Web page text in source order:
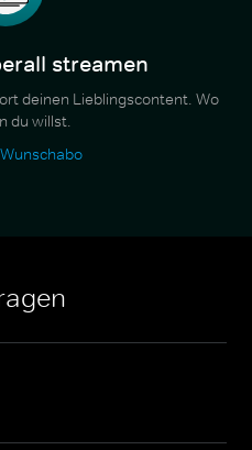
streamen
deinen Lieblingscontent. Wo
du willst.